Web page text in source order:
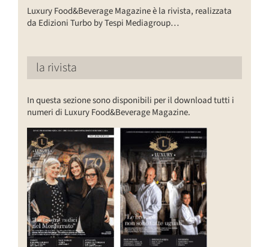
Luxury Food&Beverage Magazine è la rivista, realizzata
da Edizioni Turbo by Tespi Mediagroup…
la rivista
In questa sezione sono disponibili per il download tutti i
numeri di Luxury Food&Beverage Magazine.